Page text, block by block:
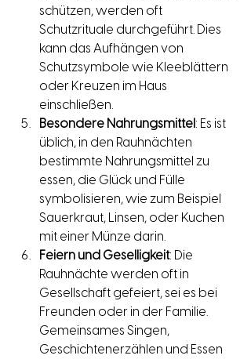
schützen, werden oft
Schutzrituale durchgeführt. Dies
kann das Aufhängen von
Schutzsymbole wie Kleeblättern
oder Kreuzen im Haus
einschließen.
Besondere Nahrungsmittel : Es ist
üblich, in den Rauhnächten
bestimmte Nahrungsmittel zu
essen, die Glück und Fülle
symbolisieren, wie zum Beispiel
Sauerkraut, Linsen, oder Kuchen
mit einer Münze darin.
Feiern und Geselligkeit: Die
Rauhnächte werden oft in
Gesellschaft gefeiert, sei es bei
Freunden oder in der Familie.
Gemeinsames Singen,
Geschichtenerzählen und Essen